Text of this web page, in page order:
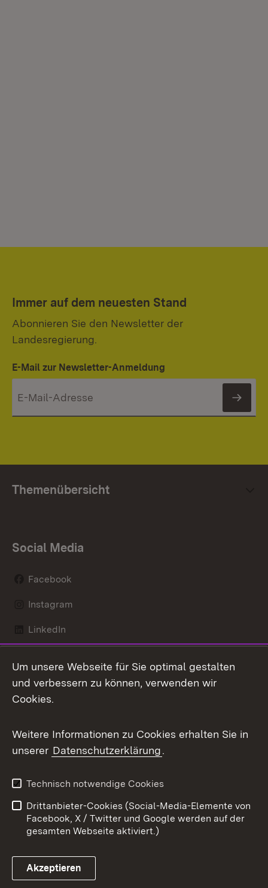
Immer auf dem neuesten Stand
Abonnieren Sie den Newsletter der
Landesregierung.
E-Mail zur Newsletter-Anmeldung
Themenübersicht
Social Media
Facebook
Instagram
LinkedIn
X / Twitter
Youtube
Link zum Landesportal
Kontakt
Datenschutz
Barrierefreiheit
Impressum
Cookies
Um unsere Webseite für Sie optimal gestalten
und verbessern zu können, verwenden wir
Cookies.
Weitere Informationen zu Cookies erhalten Sie in
unserer Datenschutzerklärung.
Technisch notwendige Cookies
Drittanbieter-Cookies (Social-Media-Elemente von
Facebook, X / Twitter und Google werden auf der
gesamten Webseite aktiviert.)
Akzeptieren